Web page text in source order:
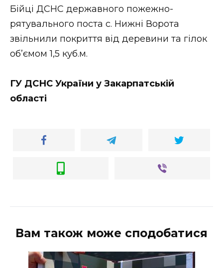
Бійці ДСНС державного пожежно-
рятувального поста с. Нижні Ворота
звільнили покриття від деревини та гілок
об’ємом 1,5 куб.м.
ГУ ДСНС України у Закарпатській
області
Вам також може сподобатися